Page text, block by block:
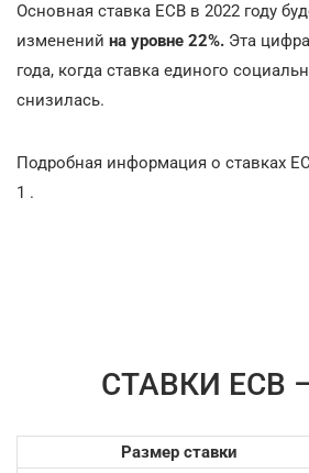
Основная ставка ЕСВ в 2022 году
изменений на уровне 22%. Эта
года, когда ставка единого
снизилась.
Подробная информация о ставках
1 .
СТАВКИ ЕСВ
Размер ставки